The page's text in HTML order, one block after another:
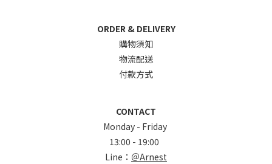
ORDER & DELIVERY
購物須知
物流配送
付款方式
CONTACT
Monday - Friday
13:00 - 19:00
Line： ＠Arnest